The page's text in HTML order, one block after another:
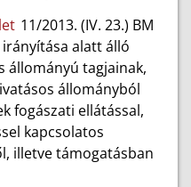
11/2013. (IV. 23.) BM
alatt álló
állományú tagjainak,
állományból
fogászati ellátással,
kapcsolatos
illetve támogatásban